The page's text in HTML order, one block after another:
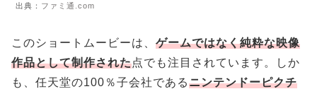
出典： ファミ通.com
このショートムービーは、 ゲームではなく純粋な映像
作品として制作された点でも注目されています。しか
も、任天堂の100％子会社であるニンテンドーピクチ